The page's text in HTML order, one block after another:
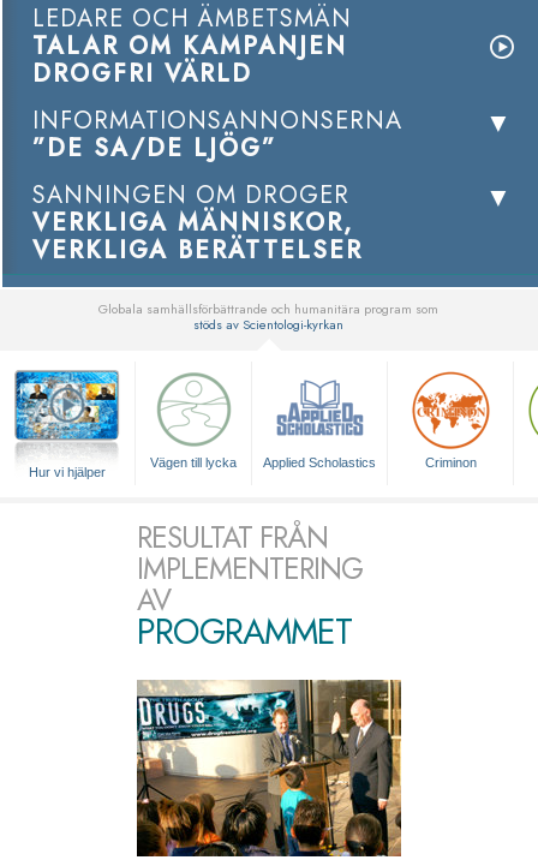
LEDARE OCH ÄMBETSMÄN
TALAR OM KAMPANJEN
DROGFRI VÄRLD
INFORMATIONSANNONSERNA
”DE SA/DE LJÖG”
SANNINGEN OM DROGER
VERKLIGA MÄNNISKOR,
VERKLIGA BERÄTTELSER
Globala samhällsförbättrande och humanitära program som
stöds av Scientologi-kyrkan
Hur vi hjälper
Vägen till lycka Applied Scholastics Criminon
RESULTAT FRÅN
IMPLEMENTERING
AV
PROGRAMMET